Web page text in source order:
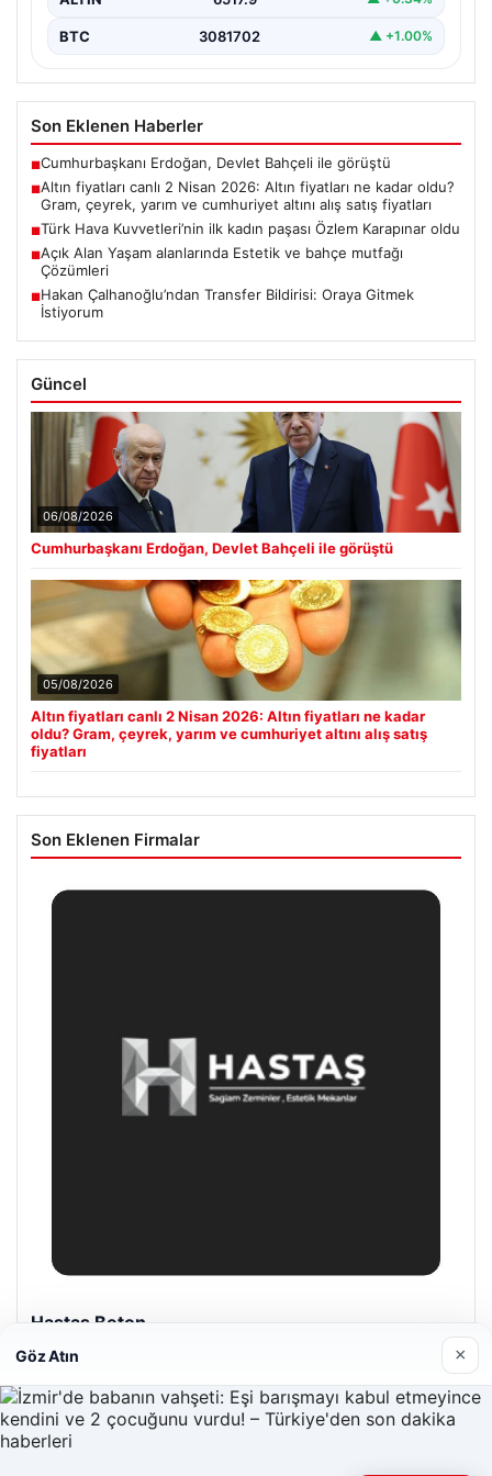
BTC 3081702 ▲ +1.00%
Son Eklenen Haberler
■Cumhurbaşkanı Erdoğan, Devlet Bahçeli ile görüştü
■Altın fiyatları canlı 2 Nisan 2026: Altın fiyatları ne kadar oldu?
Gram, çeyrek, yarım ve cumhuriyet altını alış satış fiyatları
■Türk Hava Kuvvetleri’nin ilk kadın paşası Özlem Karapınar oldu
■Açık Alan Yaşam alanlarında Estetik ve bahçe mutfağı
Çözümleri
■Hakan Çalhanoğlu’ndan Transfer Bildirisi: Oraya Gitmek
İstiyorum
Güncel
06/08/2026
Cumhurbaşkanı Erdoğan, Devlet Bahçeli ile görüştü
05/08/2026
Altın fiyatları canlı 2 Nisan 2026: Altın fiyatları ne kadar
oldu? Gram, çeyrek, yarım ve cumhuriyet altını alış satış
fiyatları
Son Eklenen Firmalar
Hastaş Beton
26/05/2026
Göz Atın ×